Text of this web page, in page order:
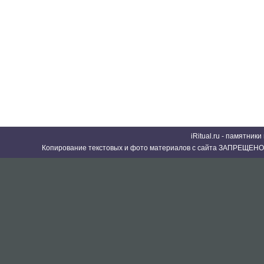
iRitual.ru -
Копирование текстовых и фото материалов с сайта